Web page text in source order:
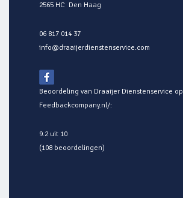
2565 HC Den Haag
06 817 014 37
info@draaijerdienstenservice.com
Beoordeling van Draaijer Dienstenservice op
Feedbackcompany.nl/:
9.2 uit 10
(108 beoordelingen)